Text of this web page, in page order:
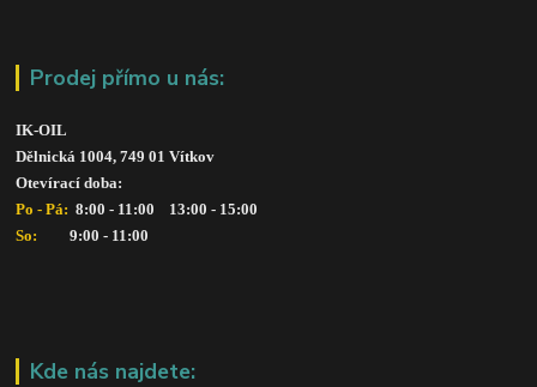
Prodej přímo u nás:
IK-OIL
Dělnická 1004, 749 01 Vítkov
Otevírací doba:
Po - Pá: 8:00 - 11:00    13:00 - 15:00
So:
      9:00 - 11:00
Kde nás najdete: